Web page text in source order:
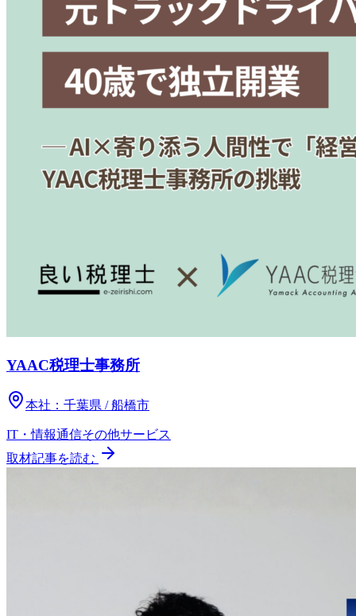
YAAC税理士事務所
本社： 千葉県 / 船橋市
IT・情報通信その他サービス
取材記事を読む